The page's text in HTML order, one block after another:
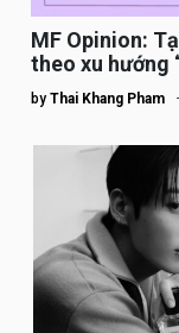
MF Opinion:
theo xu hướng
by Thai Khang Pham